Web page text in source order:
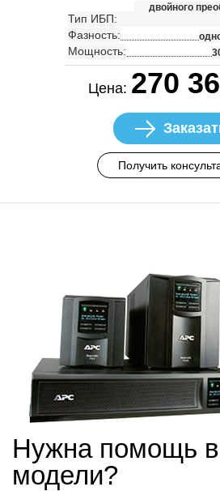
Тип ИБП:
двойного
Фазность:
Мощность:
Цена: 270
Получить
Нужна помощь
модели?